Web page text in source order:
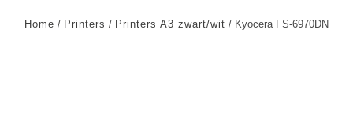
Home / Printers / Printers A3 zwart/wit / Kyocera FS-6970DN